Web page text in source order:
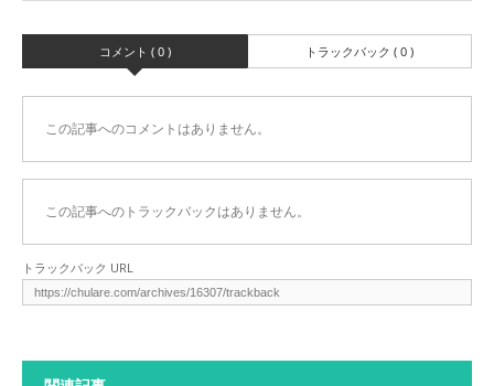
コメント ( 0 ) トラックバック ( 0 )
この記事へのコメントはありません。
この記事へのトラックバックはありません。
トラックバック URL